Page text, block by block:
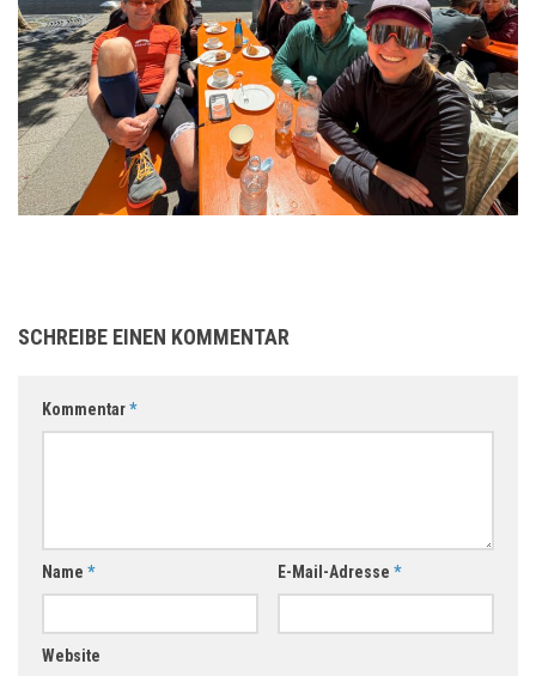
SCHREIBE EINEN KOMMENTAR
Kommentar*
Name * E-Mail-Adresse *
Website